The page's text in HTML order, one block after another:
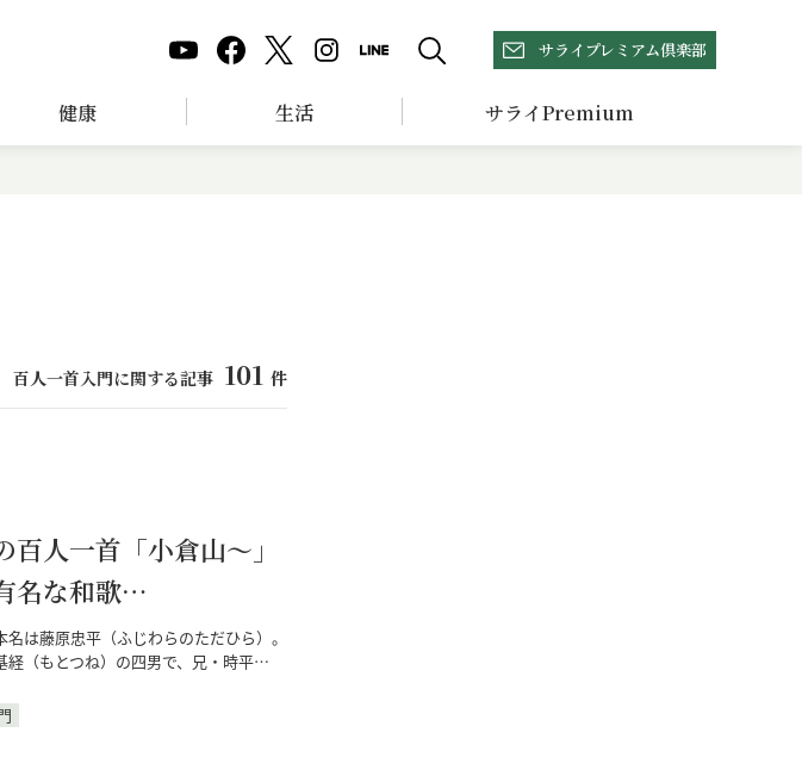
サライプレミアム倶楽部
健康 生活 サライPremium
百人一首入門に関する記事 101 件
人一首「小倉山～」
名な和歌…
は藤原忠平（ふじわらのただひら）。
経（もとつね）の四男で、兄・時平…